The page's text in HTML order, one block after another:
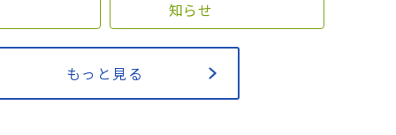
知らせ
もっと見る